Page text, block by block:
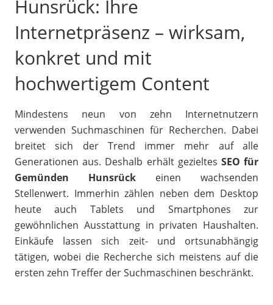
Hunsrück: Ihre
Internetpräsenz – wirksam,
konkret und mit
hochwertigem Content
Mindestens neun von zehn Internetnutzern
verwenden Suchmaschinen für Recherchen. Dabei
breitet sich der Trend immer mehr auf alle
Generationen aus. Deshalb erhält gezieltes SEO für
Gemünden Hunsrück einen wachsenden
Stellenwert. Immerhin zählen neben dem Desktop
heute auch Tablets und Smartphones zur
gewöhnlichen Ausstattung in privaten Haushalten.
Einkäufe lassen sich zeit- und ortsunabhängig
tätigen, wobei die Recherche sich meistens auf die
ersten zehn Treffer der Suchmaschinen beschränkt.